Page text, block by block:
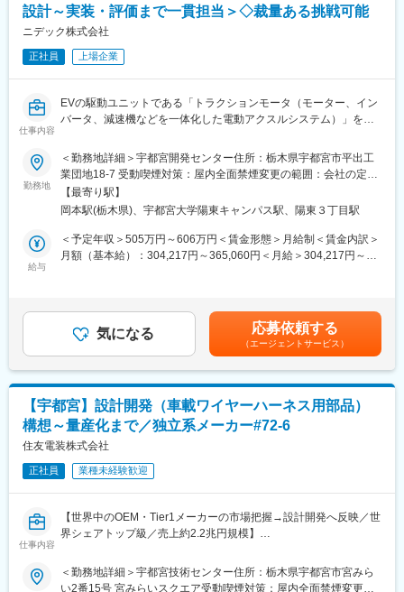
■仕事のやりがい
LabVIEWやTestStandを駆使し、複雑な計測シナリオの自動化を
実現することで、開発サイクルの高速化と品質向上をリードする
ポジションです。
単なるプログラミングに留まらず、PXI/DAQ等のハードウェア選
定から計測回路の検討まで、システム全体を俯瞰した開発に携わ
ることができます。
トプロセスまでの一連の動きが理解できる環境となり、インバー
ター製品の基本機能の理解が深まります。
■身につくスキル
NI認定資格（CLD/CLA等）の取得支援検討中、エンジニアとして
の専門性を深められる環境が整っています。
現在は、顧客要件管理及びシステム統合テスト・検証を請負って
いますが、将来的にはシステムアーキテックチャー設計範囲の取
込、一連のオートモティブSPICEのマネージメントプロセスを取
込み、インバーターシステム全体の取りまとめを目指します。
変更の範囲：会社の定める業務
設計～実装・評価まで一貫担当＞◇裁量ある挑戦可能
ニデック株式会社
正社員 上場企業
仕事内容
EVの駆動ユニットである「トラクションモータ（モーター、イン
バータ、減速機などを一体化した電動アクスルシステム）」を対
■業務内容
・制御性能改善ロジックの検討(30%)
・ソフトウェア実装(30%)
・実装機能のテスト/評価(40%)
■期待する役割
ていただきます。
ンの開発を通して「モータを回す」ということを必ず行うため、
トラクションモータシステム全体の挙動に精通することができま
す。
・モータを回すことを率先して行う部署になりますので、その知
見を通してシステム部/HW/SW/実験部など多方面の連携が求めら
れるなど、コミュニケーションの負荷が高いです。また、実績で
は部署のほとんどのメンバが中長期の海外出張(主に欧州)を経験し
ており、グローバルでの活躍も可能です。
・制御設計-実験までの幅広い知識
勤務地
＜勤務地詳細＞宇都宮開発センター住所：栃木県宇都宮市平出工
業団地18-7 受動喫煙対策：屋内全面禁煙変更の範囲：会社の定め
る事業所
【最寄り駅】
岡本駅(栃木県)、宇都宮大学陽東キャンパス駅、陽東３丁目駅
給与
＜予定年収＞505万円～606万円＜賃金形態＞月給制＜賃金内訳＞
月額（基本給）：304,217円～365,060円＜月給＞304,217円～
安定を図るために勤務地手当(24,000円～)or独身寮があります
（条件あり）。※昇給・賞与評価は「職務」や「成果と行動」を相
対評価により決定。賃金はあくまでも目安の金額であり、選考を
通じて上下する可能性があります。月給(月額)は固定手当を含めた
表記です。
気になる 応募依頼する
（エージェントサービス）
【宇都宮】設計開発（車載ワイヤーハーネス用部品）
構想～量産化まで／独立系メーカー#72-6
住友電装株式会社
正社員 業種未経験歓迎
仕事内容
【世界中のOEM・Tier1メーカーの市場把握→設計開発へ反映／世
界シェアトップ級／売上約2.2兆円規模】
■概要：
・車載ﾜｲﾔｰﾊｰﾈｽ用部品（ｺﾈｸﾀ、ﾀｰﾐﾅﾙ）の設計開発
＜勤務地詳細＞宇都宮技術センター住所：栃木県宇都宮市宮みら
い2番15号 宮みらいスクエア受動喫煙対策：屋内全面禁煙変更の